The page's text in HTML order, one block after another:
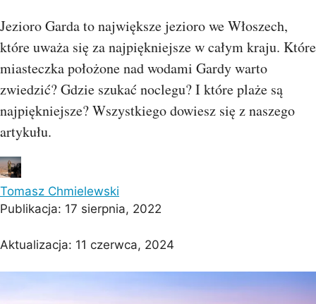
Jezioro Garda to największe jezioro we Włoszech,
które uważa się za najpiękniejsze w całym kraju. Które
miasteczka położone nad wodami Gardy warto
zwiedzić? Gdzie szukać noclegu? I które plaże są
najpiękniejsze? Wszystkiego dowiesz się z naszego
artykułu.
Tomasz Chmielewski
Publikacja: 17 sierpnia, 2022
Aktualizacja: 11 czerwca, 2024